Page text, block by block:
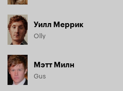
Уилл Меррик
Olly
Мэтт Милн
Gus